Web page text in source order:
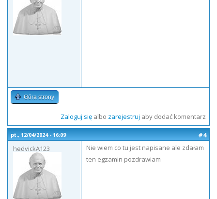
Góra strony
Zaloguj sięalbo zarejestruj aby dodać komentarz
pt., 12/04/2024 - 16:09
#4
hedvickA123
Nie wiem co tu jest napisane ale zdałam
ten egzamin pozdrawiam